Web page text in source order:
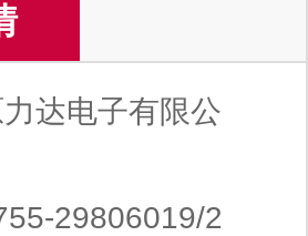
达电子有限公
29806019/2